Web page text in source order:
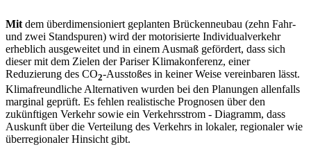
Mit dem überdimensioniert geplanten Brückenneubau (zehn Fahr-
und zwei Standspuren) wird der motorisierte Individualverkehr
erheblich ausgeweitet und in einem Ausmaß gefördert, dass sich
dieser mit dem Zielen der Pariser Klimakonferenz, einer
Reduzierung des CO2-Ausstoßes in keiner Weise vereinbaren lässt.
Klimafreundliche Alternativen wurden bei den Planungen allenfalls
marginal geprüft. Es fehlen realistische Prognosen über den
zukünftigen Verkehr sowie ein Verkehrsstrom - Diagramm, dass
Auskunft über die Verteilung des Verkehrs in lokaler, regionaler wie
überregionaler Hinsicht gibt.